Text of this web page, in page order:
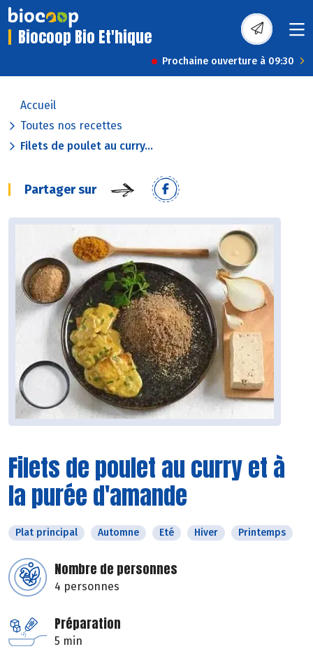
Biocoop Bio Et'hique
Prochaine ouverture à 09:30
Accueil
Toutes nos recettes
Filets de poulet au curry...
Partager sur
Filets de poulet au curry et à
la purée d'amande
Plat principal Automne Eté Hiver Printemps
Nombre de personnes
4 personnes
Préparation
5 min